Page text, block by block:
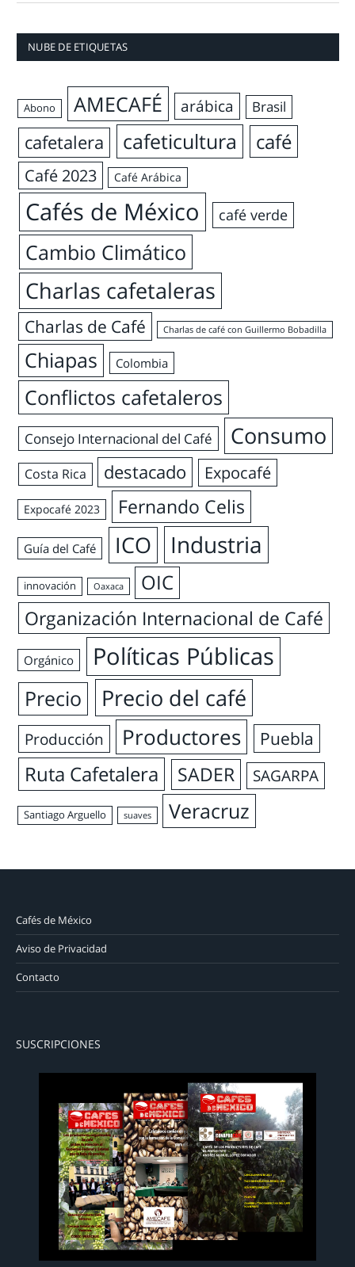
NUBE DE ETIQUETAS
Abono AMECAFÉ arábica Brasil
cafetalera cafeticultura café
Café 2023 Café Arábica
Cafés de México café verde
Cambio Climático
Charlas cafetaleras
Charlas de Café Charlas de café con Guillermo Bobadilla
Chiapas Colombia
Conflictos cafetaleros
Consejo Internacional del Café Consumo
Costa Rica destacado Expocafé
Expocafé 2023 Fernando Celis
Guía del Café ICO Industria
innovación Oaxaca
OIC
Organización Internacional de Café
Orgánico Políticas Públicas
Precio Precio del café
Producción Productores Puebla
Ruta Cafetalera SADER SAGARPA
Santiago Arguello suaves Veracruz
Cafés de México
Aviso de Privacidad
Contacto
SUSCRIPCIONES